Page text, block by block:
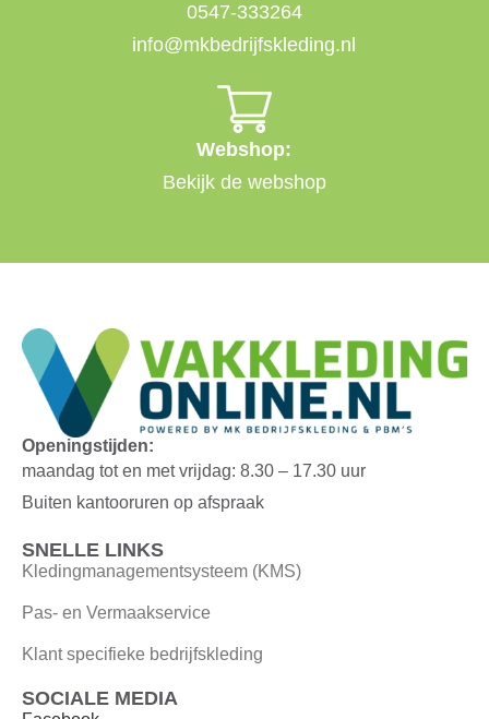
0547-333264
info@mkbedrijfskleding.nl
Webshop:
Bekijk de webshop
Openingstijden:
maandag tot en met vrijdag: 8.30 – 17.30 uur
Buiten kantooruren op afspraak
SNELLE LINKS
Kledingmanagementsysteem (KMS)
Pas- en Vermaakservice
Klant specifieke bedrijfskleding
SOCIALE MEDIA